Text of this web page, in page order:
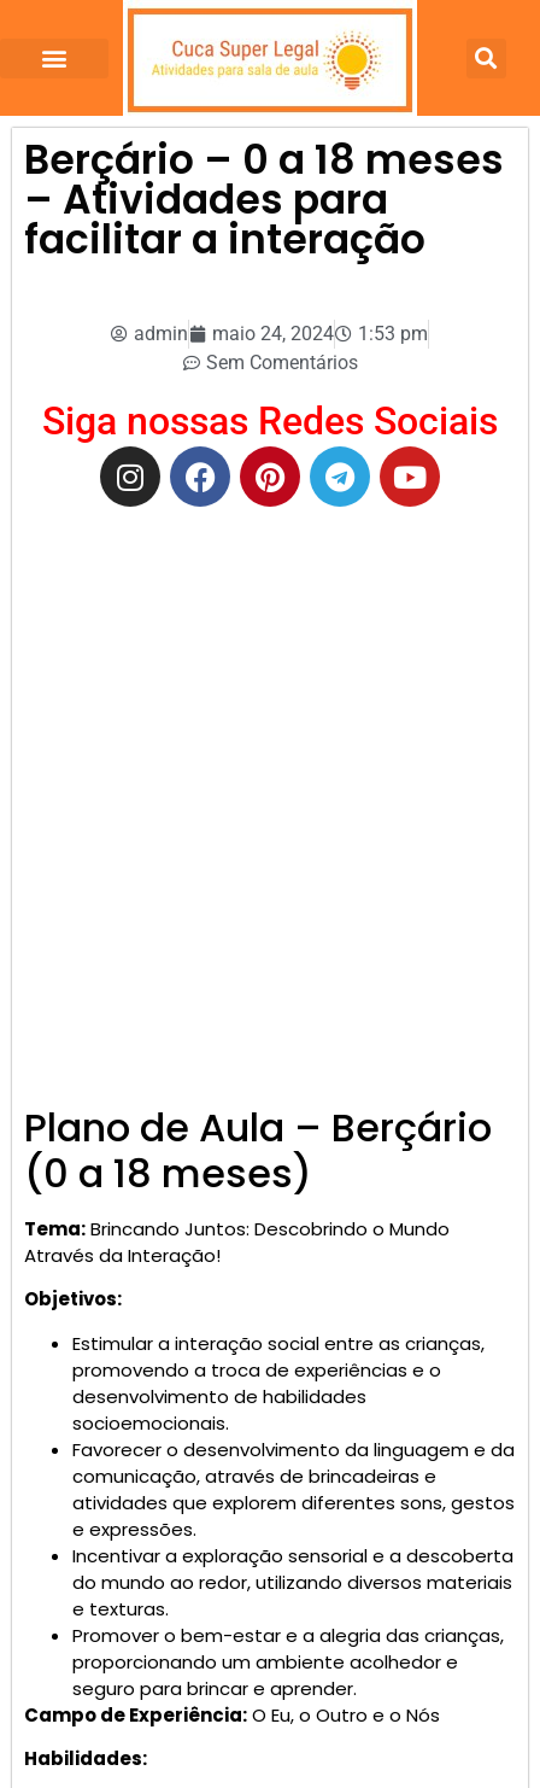
Berçário – 0 a 18 meses
– Atividades para
facilitar a interação
admin maio 24, 2024
1:53 pm
Sem Comentários
Siga nossas Redes Sociais
Plano de Aula – Berçário
(0 a 18 meses)
Tema:Brincando Juntos: Descobrindo o Mundo
Através da Interação!
Objetivos:
Estimular a interação social entre as crianças,
promovendo a troca de experiências e o
desenvolvimento de habilidades
socioemocionais.
Favorecer o desenvolvimento da linguagem e da
comunicação, através de brincadeiras e
atividades que explorem diferentes sons, gestos
e expressões.
Incentivar a exploração sensorial e a descoberta
do mundo ao redor, utilizando diversos materiais
e texturas.
Promover o bem-estar e a alegria das crianças,
proporcionando um ambiente acolhedor e
seguro para brincar e aprender.
Campo de Experiência:O Eu, o Outro e o Nós
Habilidades: